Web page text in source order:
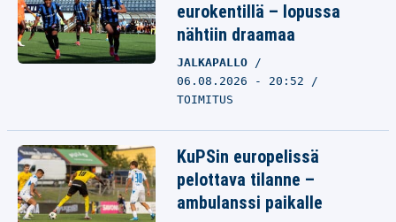
eurokentillä – lopussa
nähtiin draamaa
JALKAPALLO
06.08.2026 - 20:52
TOIMITUS
KuPSin europelissä
pelottava tilanne –
ambulanssi paikalle